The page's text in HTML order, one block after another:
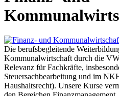
Die berufsbegleitende
Kommunalwirtschaft durch die
Relevanz für Fachkräfte,
Steuersachbearbeitung und im
Haushaltsrecht). Unsere Kurse